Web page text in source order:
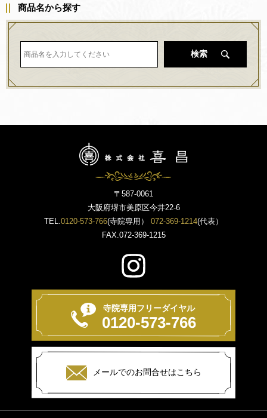
商品名から探す
検索
〒587-0061
大阪府堺市美原区今井22-6
TEL.0120-573-766(寺院専用） 072-369-1214(代表）
FAX.072-369-1215
寺院専用フリーダイヤル
0120-573-766
メールでのお問合せはこちら